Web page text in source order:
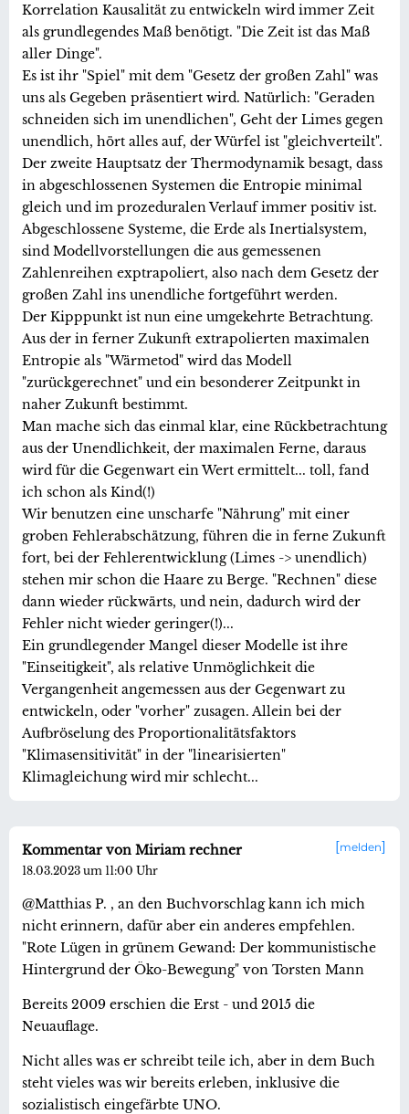
Korrelation Kausalität zu entwickeln wird immer Zeit
als grundlegendes Maß benötigt. "Die Zeit ist das Maß
aller Dinge".
Es ist ihr "Spiel" mit dem "Gesetz der großen Zahl" was
uns als Gegeben präsentiert wird. Natürlich: "Geraden
schneiden sich im unendlichen", Geht der Limes gegen
unendlich, hört alles auf, der Würfel ist "gleichverteilt".
Der zweite Hauptsatz der Thermodynamik besagt, dass
in abgeschlossenen Systemen die Entropie minimal
gleich und im prozeduralen Verlauf immer positiv ist.
Abgeschlossene Systeme, die Erde als Inertialsystem,
sind Modellvorstellungen die aus gemessenen
Zahlenreihen exptrapoliert, also nach dem Gesetz der
großen Zahl ins unendliche fortgeführt werden.
Der Kipppunkt ist nun eine umgekehrte Betrachtung.
Aus der in ferner Zukunft extrapolierten maximalen
Entropie als "Wärmetod" wird das Modell
"zurückgerechnet" und ein besonderer Zeitpunkt in
naher Zukunft bestimmt.
Man mache sich das einmal klar, eine Rückbetrachtung
aus der Unendlichkeit, der maximalen Ferne, daraus
wird für die Gegenwart ein Wert ermittelt... toll, fand
ich schon als Kind(!)
Wir benutzen eine unscharfe "Nährung" mit einer
groben Fehlerabschätzung, führen die in ferne Zukunft
fort, bei der Fehlerentwicklung (Limes -> unendlich)
stehen mir schon die Haare zu Berge. "Rechnen" diese
dann wieder rückwärts, und nein, dadurch wird der
Fehler nicht wieder geringer(!)...
Ein grundlegender Mangel dieser Modelle ist ihre
"Einseitigkeit", als relative Unmöglichkeit die
Vergangenheit angemessen aus der Gegenwart zu
entwickeln, oder "vorher" zusagen. Allein bei der
Aufbröselung des Proportionalitätsfaktors
"Klimasensitivität" in der "linearisierten"
Klimagleichung wird mir schlecht...
melden
Kommentar von Miriam rechner
18.03.2023 um 11:00 Uhr
@Matthias P. , an den Buchvorschlag kann ich mich
nicht erinnern, dafür aber ein anderes empfehlen.
"Rote Lügen in grünem Gewand: Der kommunistische
Hintergrund der Öko-Bewegung" von Torsten Mann
Bereits 2009 erschien die Erst - und 2015 die
Neuauflage.
Nicht alles was er schreibt teile ich, aber in dem Buch
steht vieles was wir bereits erleben, inklusive die
sozialistisch eingefärbte UNO.